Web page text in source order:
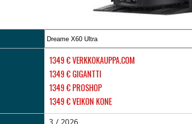
1349 € VERKKOKAUPPA.COM
1349 € GIGANTTI
1349 € PROSHOP
1349 € VEIKON KONE